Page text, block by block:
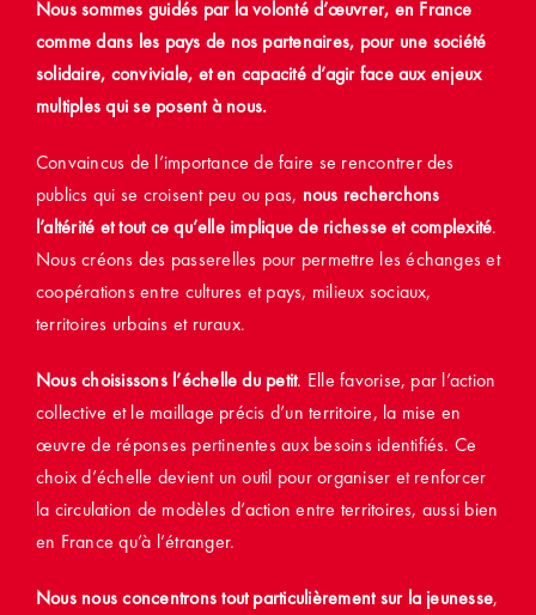
Nous sommes guidés par la volonté d’œuvrer, en France
comme dans les pays de nos partenaires, pour une société
solidaire, conviviale, et en capacité d’agir face aux enjeux
multiples qui se posent à nous.
Convaincus de l’importance de faire se rencontrer des
publics qui se croisent peu ou pas, nous recherchons
l’altérité et tout ce qu’elle implique de richesse et complexité.
Nous créons des passerelles pour permettre les échanges et
coopérations entre cultures et pays, milieux sociaux,
territoires urbains et ruraux.
Nous choisissons l’échelle du petit. Elle favorise, par l’action
collective et le maillage précis d’un territoire, la mise en
œuvre de réponses pertinentes aux besoins identifiés. Ce
choix d’échelle devient un outil pour organiser et renforcer
la circulation de modèles d’action entre territoires, aussi bien
en France qu’à l’étranger.
Nous nous concentrons tout particulièrement sur la jeunesse,